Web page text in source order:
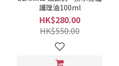
護理油100ml
HK$280.00
HK$550.00